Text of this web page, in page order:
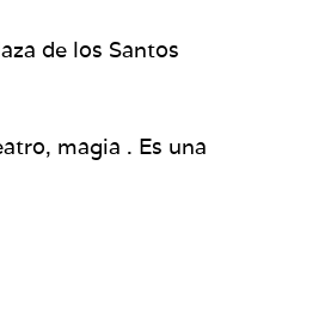
de los Santos
magia . Es una